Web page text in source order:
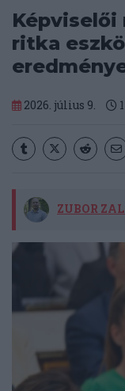
ritka
2026. július 9.
ZUBOR